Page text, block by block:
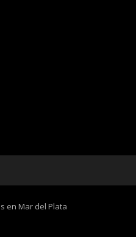
en Mar del Plata